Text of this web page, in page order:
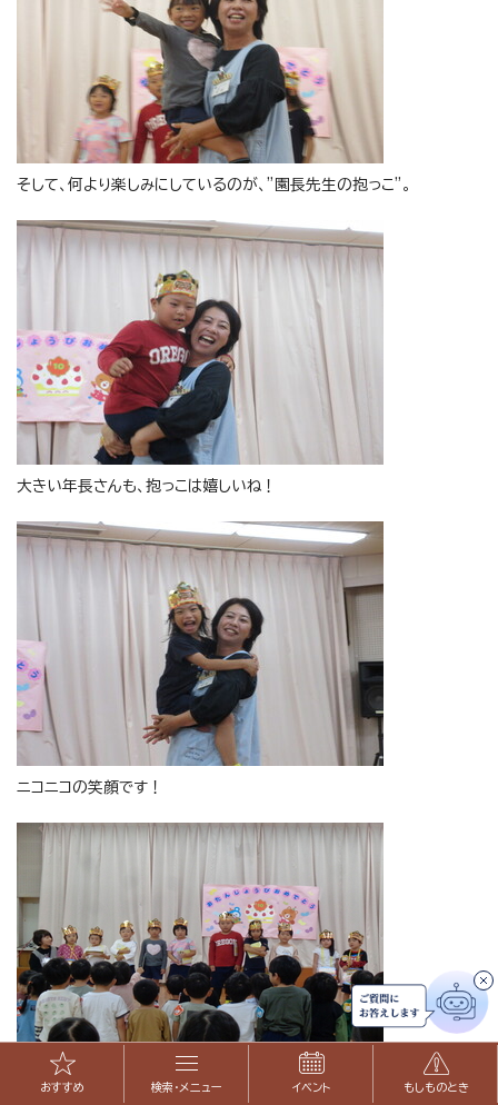
そして、何より楽しみにしているのが、”園長先生の抱っこ”。
大きい年長さんも、抱っこは嬉しいね！
ニコニコの笑顔です！
みんなからは歌のプレゼント。
おすすめ 検索・メニュー イベント もしものとき